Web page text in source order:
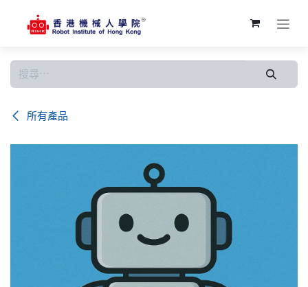
所有產品